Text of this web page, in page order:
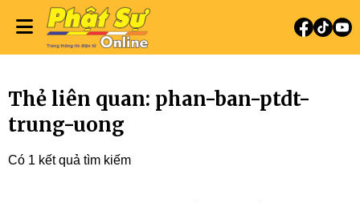
Thẻ liên quan: phan-ban-ptdt-
trung-uong
Có 1 kết quả tìm kiếm